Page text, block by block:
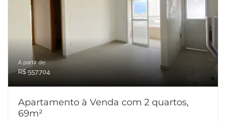
A partir de:
R$ 557.704
Apartamento à Venda com 2 quartos,
69m²